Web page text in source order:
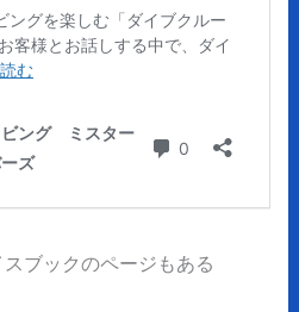
ブックのページもある